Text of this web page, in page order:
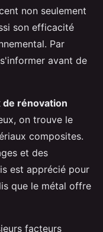
non seulement
son efficacité
Par
avant de
de rénovation
on trouve le
composites.
et des
est apprécié pour
que le métal offre
facteurs